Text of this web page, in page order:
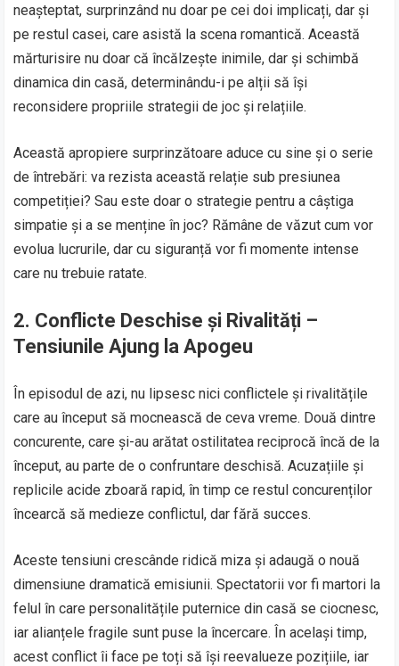
neașteptat, surprinzând nu doar pe cei doi implicați, dar și
pe restul casei, care asistă la scena romantică. Această
mărturisire nu doar că încălzește inimile, dar și schimbă
dinamica din casă, determinându-i pe alții să își
reconsidere propriile strategii de joc și relațiile.
Această apropiere surprinzătoare aduce cu sine și o serie
de întrebări: va rezista această relație sub presiunea
competiției? Sau este doar o strategie pentru a câștiga
simpatie și a se menține în joc? Rămâne de văzut cum vor
evolua lucrurile, dar cu siguranță vor fi momente intense
care nu trebuie ratate.
2. Conflicte Deschise și Rivalități –
Tensiunile Ajung la Apogeu
În episodul de azi, nu lipsesc nici conflictele și rivalitățile
care au început să mocnească de ceva vreme. Două dintre
concurente, care și-au arătat ostilitatea reciprocă încă de la
început, au parte de o confruntare deschisă. Acuzațiile și
replicile acide zboară rapid, în timp ce restul concurenților
încearcă să medieze conflictul, dar fără succes.
Aceste tensiuni crescânde ridică miza și adaugă o nouă
dimensiune dramatică emisiunii. Spectatorii vor fi martori la
felul în care personalitățile puternice din casă se ciocnesc,
iar alianțele fragile sunt puse la încercare. În același timp,
acest conflict îi face pe toți să își reevalueze pozițiile, iar